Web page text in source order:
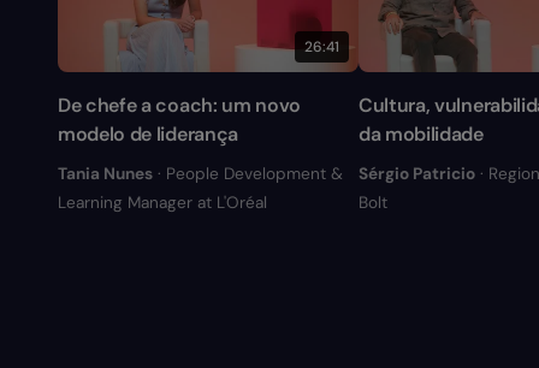
26:41
De chefe a coach: um novo
modelo de liderança
Tania Nunes · People Development &
Learning Manager at L'Oréal
Cultura,
da mobilidade
Sérgio Patricio ·
Bolt